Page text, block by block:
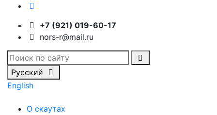
+7 (921) 019-60-17
nors-r@mail.ru
Русский
English
О скаутах